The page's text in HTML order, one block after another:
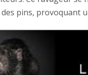
pins, provoquant